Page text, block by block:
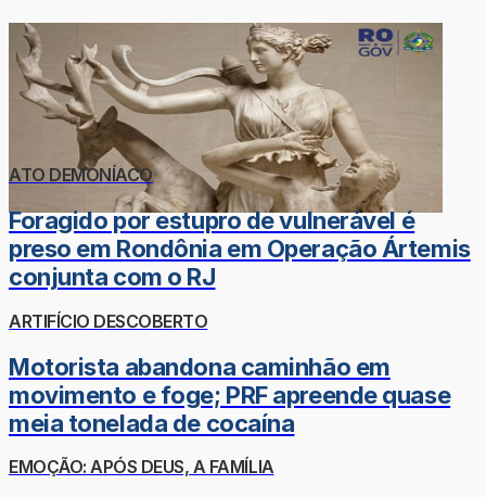
ATO DEMONÍACO
Foragido por estupro de vulnerável é
preso em Rondônia em Operação Ártemis
conjunta com o RJ
ARTIFÍCIO DESCOBERTO
Motorista abandona caminhão em
movimento e foge; PRF apreende quase
meia tonelada de cocaína
EMOÇÃO: APÓS DEUS, A FAMÍLIA